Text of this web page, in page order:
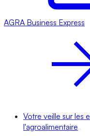
AGRA Business Express
Votre veille sur les
l'agroalimentaire